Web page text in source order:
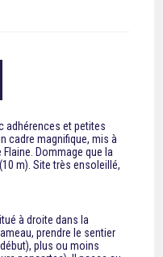
adhérences et petites
cadre magnifique, mis à
Dommage que la
m). Site très ensoleillé,
à droite dans la
prendre le sentier
plus ou moins